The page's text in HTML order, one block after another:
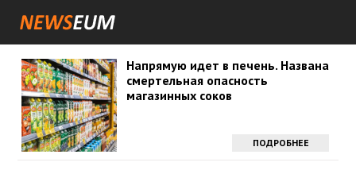
Напрямую идет в печень. Названа
смертельная опасность
магазинных соков
ПОДРОБНЕЕ